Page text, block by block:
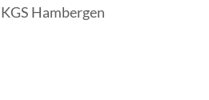
Hambergen